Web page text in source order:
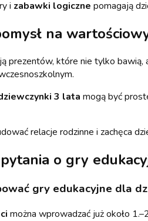
i zabawki logiczne pomagają
na
prezentów, które nie tylko
3 lata mogą być
relacje rodzinne i zachęca
o gry
gry edukacyjne dla
można wprowadzać już około